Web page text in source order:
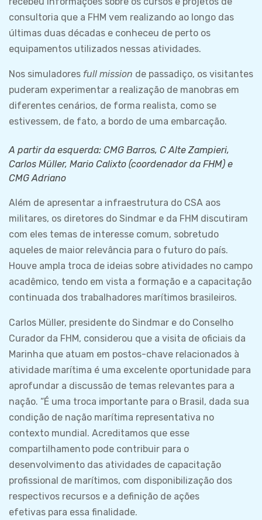
consultoria que a FHM vem realizando ao longo das
últimas duas décadas e conheceu de perto os
equipamentos utilizados nessas atividades.
Nos simuladores full mission de passadiço, os visitantes
puderam experimentar a realização de manobras em
diferentes cenários, de forma realista, como se
estivessem, de fato, a bordo de uma embarcação.
A partir da esquerda: CMG Barros, C Alte Zampieri,
Carlos Müller, Mario Calixto (coordenador da FHM) e
CMG Adriano
Além de apresentar a infraestrutura do CSA aos
militares, os diretores do Sindmar e da FHM discutiram
com eles temas de interesse comum, sobretudo
aqueles de maior relevância para o futuro do país.
Houve ampla troca de ideias sobre atividades no campo
acadêmico, tendo em vista a formação e a capacitação
continuada dos trabalhadores marítimos brasileiros.
Carlos Müller, presidente do Sindmar e do Conselho
Curador da FHM, considerou que a visita de oficiais da
Marinha que atuam em postos-chave relacionados à
atividade marítima é uma excelente oportunidade para
aprofundar a discussão de temas relevantes para a
nação. “É uma troca importante para o Brasil, dada sua
condição de nação marítima representativa no
contexto mundial. Acreditamos que esse
compartilhamento pode contribuir para o
desenvolvimento das atividades de capacitação
profissional de marítimos, com disponibilização dos
respectivos recursos e a definição de ações
efetivas para essa finalidade.